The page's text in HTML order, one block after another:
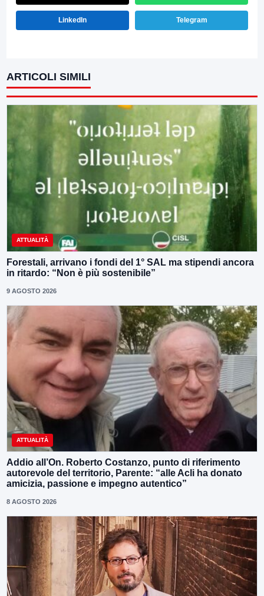
LinkedIn Telegram
ARTICOLI SIMILI
ATTUALITÀ
Forestali, arrivano i fondi del 1° SAL ma stipendi ancora
in ritardo: “Non è più sostenibile”
9 AGOSTO 2026
ATTUALITÀ
Addio all’On. Roberto Costanzo, punto di riferimento
autorevole del territorio, Parente: “alle Acli ha donato
amicizia, passione e impegno autentico”
8 AGOSTO 2026